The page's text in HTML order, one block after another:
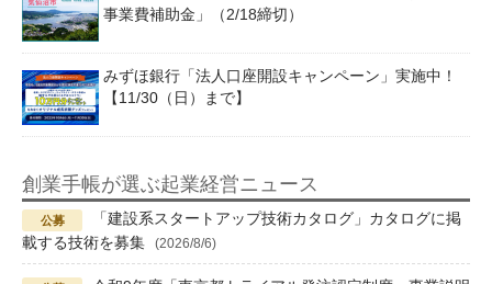
事業費補助金」（2/18締切）
みずほ銀行「法人口座開設キャンペーン」実施中！
【11/30（日）まで】
創業手帳が選ぶ起業経営ニュース
「建設系スタートアップ技術カタログ」カタログに掲
載する技術を募集
(2026/8/6)